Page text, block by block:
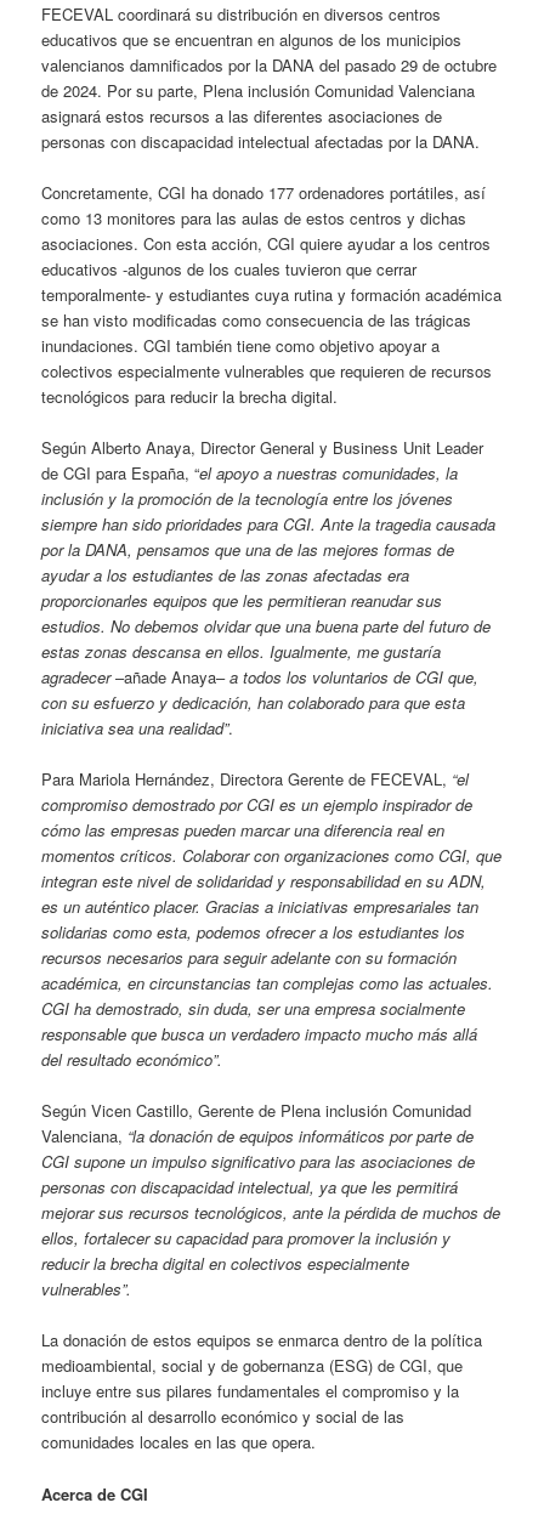
FECEVAL coordinará su distribución en diversos centros
educativos que se encuentran en algunos de los municipios
valencianos damnificados por la DANA del pasado 29 de octubre
de 2024. Por su parte, Plena inclusión Comunidad Valenciana
asignará estos recursos a las diferentes asociaciones de
personas con discapacidad intelectual afectadas por la DANA.
Concretamente, CGI ha donado 177 ordenadores portátiles, así
como 13 monitores para las aulas de estos centros y dichas
asociaciones. Con esta acción, CGI quiere ayudar a los centros
educativos -algunos de los cuales tuvieron que cerrar
temporalmente- y estudiantes cuya rutina y formación académica
se han visto modificadas como consecuencia de las trágicas
inundaciones. CGI también tiene como objetivo apoyar a
colectivos especialmente vulnerables que requieren de recursos
tecnológicos para reducir la brecha digital.
Según Alberto Anaya, Director General y Business Unit Leader
de CGI para España, “el apoyo a nuestras comunidades, la
inclusión y la promoción de la tecnología entre los jóvenes
siempre han sido prioridades para CGI. Ante la tragedia causada
por la DANA, pensamos que una de las mejores formas de
ayudar a los estudiantes de las zonas afectadas era
proporcionarles equipos que les permitieran reanudar sus
estudios. No debemos olvidar que una buena parte del futuro de
estas zonas descansa en ellos. Igualmente, me gustaría
agradecer–añade Anaya–a todos los voluntarios de CGI que,
con su esfuerzo y dedicación, han colaborado para que esta
iniciativa sea una realidad”.
Para Mariola Hernández, Directora Gerente de FECEVAL, “el
compromiso demostrado por CGI es un ejemplo inspirador de
cómo las empresas pueden marcar una diferencia real en
momentos críticos. Colaborar con organizaciones como CGI, que
integran este nivel de solidaridad y responsabilidad en su ADN,
es un auténtico placer. Gracias a iniciativas empresariales tan
solidarias como esta, podemos ofrecer a los estudiantes los
recursos necesarios para seguir adelante con su formación
académica, en circunstancias tan complejas como las actuales.
CGI ha demostrado, sin duda, ser una empresa socialmente
responsable que busca un verdadero impacto mucho más allá
del resultado económico”.
Según Vicen Castillo, Gerente de Plena inclusión Comunidad
Valenciana, “la donación de equipos informáticos por parte de
CGI supone un impulso significativo para las asociaciones de
personas con discapacidad intelectual, ya que les permitirá
mejorar sus recursos tecnológicos, ante la pérdida de muchos de
ellos, fortalecer su capacidad para promover la inclusión y
reducir la brecha digital en colectivos especialmente
vulnerables”.
La donación de estos equipos se enmarca dentro de la política
medioambiental, social y de gobernanza (ESG) de CGI, que
incluye entre sus pilares fundamentales el compromiso y la
contribución al desarrollo económico y social de las
comunidades locales en las que opera.
Acerca de CGI